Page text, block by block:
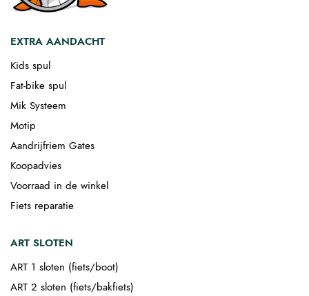
EXTRA AANDACHT
Kids spul
Fat-bike spul
Mik Systeem
Motip
Aandrijfriem Gates
Koopadvies
Voorraad in de winkel
Fiets reparatie
ART SLOTEN
ART 1 sloten (fiets/boot)
ART 2 sloten (fiets/bakfiets)